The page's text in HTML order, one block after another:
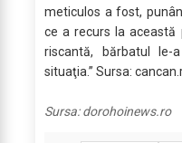
meticulos a fost,
ce a recurs la această
riscantă, bărbatul le-
situaţia.” Sursa:
Sursa:dorohoinews.ro